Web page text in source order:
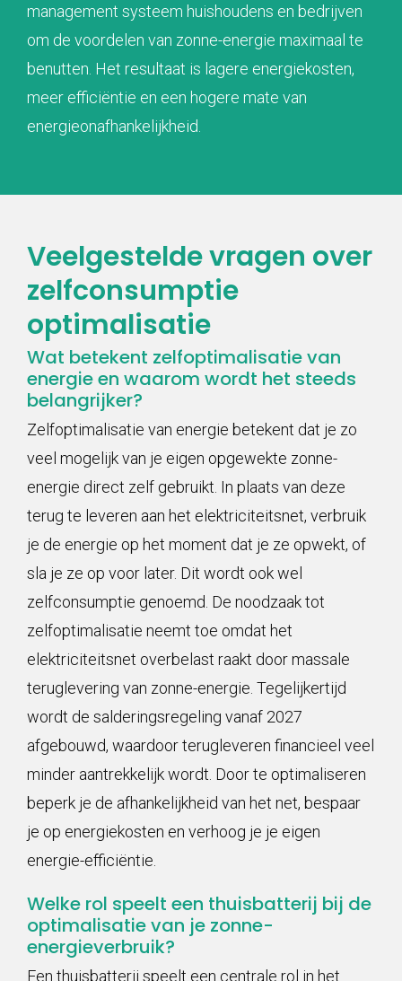
management systeem huishoudens en bedrijven
om de voordelen van zonne-energie maximaal te
benutten. Het resultaat is lagere energiekosten,
meer efficiëntie en een hogere mate van
energieonafhankelijkheid.
Veelgestelde vragen over
zelfconsumptie
optimalisatie
Wat betekent zelfoptimalisatie van
energie en waarom wordt het steeds
belangrijker?
Zelfoptimalisatie van energie betekent dat je zo
veel mogelijk van je eigen opgewekte zonne-
energie direct zelf gebruikt. In plaats van deze
terug te leveren aan het elektriciteitsnet, verbruik
je de energie op het moment dat je ze opwekt, of
sla je ze op voor later. Dit wordt ook wel
zelfconsumptie genoemd. De noodzaak tot
zelfoptimalisatie neemt toe omdat het
elektriciteitsnet overbelast raakt door massale
teruglevering van zonne-energie. Tegelijkertijd
wordt de salderingsregeling vanaf 2027
afgebouwd, waardoor terugleveren financieel veel
minder aantrekkelijk wordt. Door te optimaliseren
beperk je de afhankelijkheid van het net, bespaar
je op energiekosten en verhoog je je eigen
energie-efficiëntie.
Welke rol speelt een thuisbatterij bij de
optimalisatie van je zonne-
energieverbruik?
Een thuisbatterij speelt een centrale rol in het